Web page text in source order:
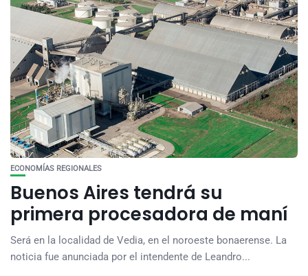
ECONOMÍAS REGIONALES
Buenos Aires tendrá su
primera procesadora de maní
Será en la localidad de Vedia, en el noroeste bonaerense. La
noticia fue anunciada por el intendente de Leandro...